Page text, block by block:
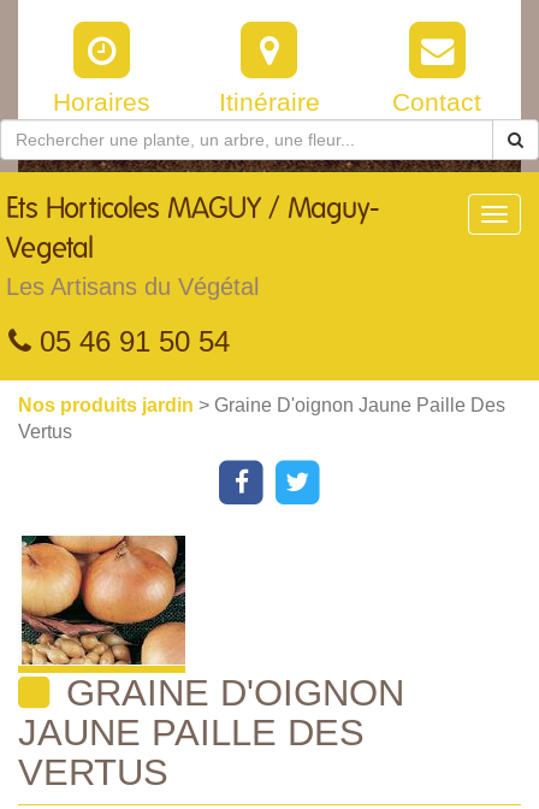
Horaires Itinéraire Contact
Ets Horticoles MAGUY / Maguy-
Vegetal
Les Artisans du Végétal
05 46 91 50 54
Nos produits jardin > Graine D'oignon Jaune Paille Des
Vertus
GRAINE D'OIGNON
JAUNE PAILLE DES
VERTUS